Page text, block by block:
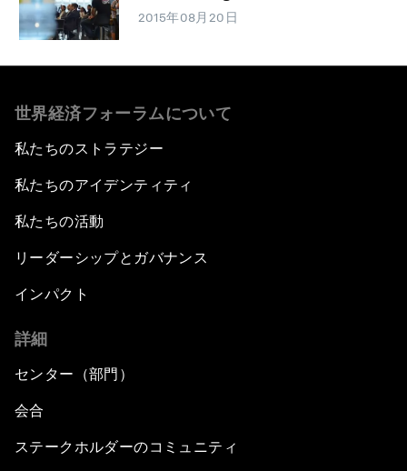
2015年08月20日
世界経済フォーラムについて
私たちのストラテジー
私たちのアイデンティティ
私たちの活動
リーダーシップとガバナンス
インパクト
詳細
センター（部門）
会合
ステークホルダーのコミュニティ